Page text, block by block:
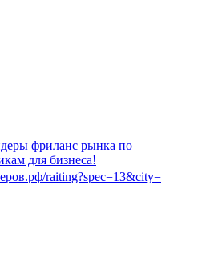
фриланс рынка по
для бизнеса!
raiting?spec=13&city=